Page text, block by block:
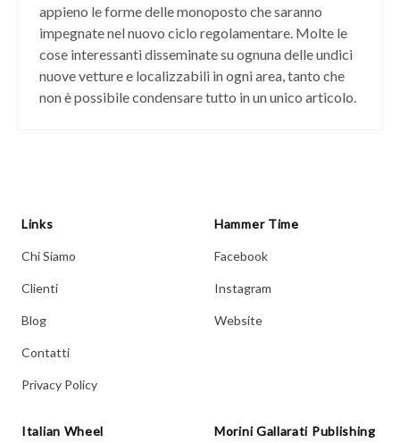
appieno le forme delle monoposto che saranno
impegnate nel nuovo ciclo regolamentare. Molte le
cose interessanti disseminate su ognuna delle undici
nuove vetture e localizzabili in ogni area, tanto che
non è possibile condensare tutto in un unico articolo.
Links
Chi Siamo
Clienti
Blog
Contatti
Privacy Policy
Hammer Time
Facebook
Instagram
Website
Italian Wheel Morini Gallarati Publishing